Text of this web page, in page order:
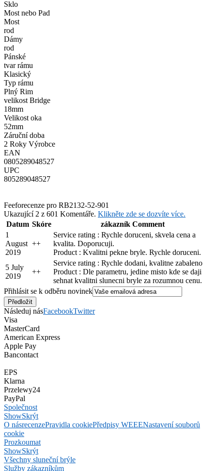
Sklo
Most nebo Pad
Most
rod
Dámy
rod
Pánské
tvar rámu
Klasický
Typ rámu
Plný Rim
velikost Bridge
18mm
Velikost oka
52mm
Záruční doba
2 Roky Výrobce
EAN
0805289048527
UPC
805289048527
Feeforecenze pro RB2132-52-901
Ukazující 2 z 601 Komentáře. Klikněte zde se dozvíte více.
Datum Skóre
zákazník Comment
1
August
2019
++
Service rating : Rychle doruceni, skvela cena a
kvalita. Doporucuji.
Product : Kvalitni pekne bryle. Rychle doruceni.
5 July
2019
++
Service rating : Rychle dodani, kvalitne zabaleno
Product : Dle parametru, jedine misto kde se daji
sehnat kvalitni slunecni bryle za rozumnou cenu.
Přihlásit se k odběru novinek
Následuj násFacebookTwitter
Visa
MasterCard
American Express
Apple Pay
Bancontact
EPS
Klarna
Przelewy24
PayPal
Společnost
ShowSkrýt
O násrecenzePravidla cookiePředpisy WEEENastavení souborů
cookie
Prozkoumat
ShowSkrýt
Všechny sluneční brýle
Služby zákazníkům